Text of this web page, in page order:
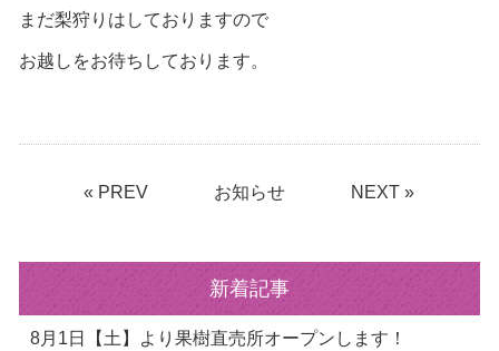
まだ梨狩りはしておりますので
お越しをお待ちしております。
« PREV お知らせ NEXT »
新着記事
8月1日【土】より果樹直売所オープンします！